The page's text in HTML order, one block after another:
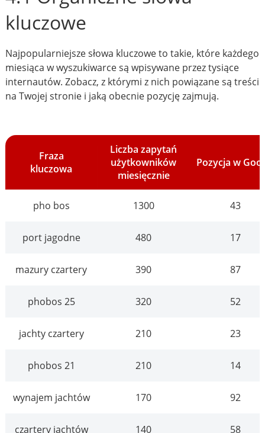
kluczowe
Najpopularniejsze słowa kluczowe to takie, które każdego
miesiąca w wyszukiwarce są wpisywane przez tysiące
internautów. Zobacz, z którymi z nich powiązane są treści
na Twojej stronie i jaką obecnie pozycję zajmują.
Fraza
kluczowa
Liczba zapytań
użytkowników
miesięcznie
Pozycja w
pho bos 1300 43
port jagodne 480 17
mazury czartery 390 87
phobos 25 320 52
jachty czartery 210 23
phobos 21 210 14
wynajem jachtów 170 92
czartery jachtów 140 58